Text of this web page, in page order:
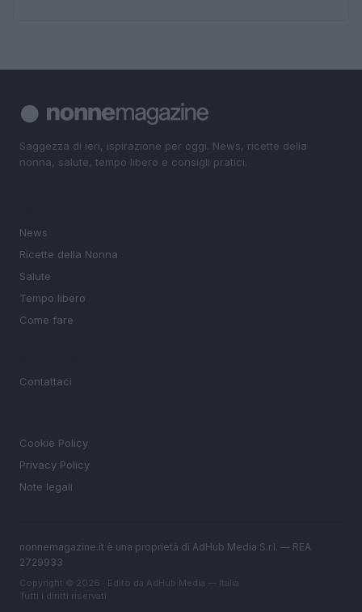
Saggezza di ieri, ispirazione per oggi. News, ricette della
nonna, salute, tempo libero e consigli pratici.
News
Ricette della Nonna
Salute
Tempo libero
Come fare
Contattaci
Cookie Policy
Privacy Policy
Note legali
nonnemagazine.it è una proprietà di AdHub Media S.r.l. — REA
2729933
Copyright © 2026 · Edito da AdHub Media — Italia
Tutti i diritti riservati